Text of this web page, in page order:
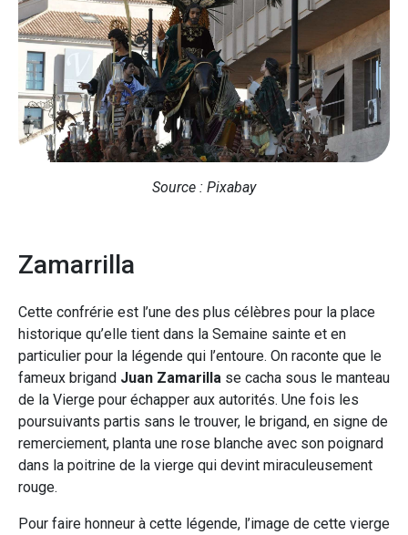
Source : Pixabay
Zamarrilla
Cette confrérie est l’une des plus célèbres pour la place
historique qu’elle tient dans la Semaine sainte et en
particulier pour la légende qui l’entoure. On raconte que le
fameux brigand Juan Zamarilla se cacha sous le manteau
de la Vierge pour échapper aux autorités. Une fois les
poursuivants partis sans le trouver, le brigand, en signe de
remerciement, planta une rose blanche avec son poignard
dans la poitrine de la vierge qui devint miraculeusement
rouge.
Pour faire honneur à cette légende, l’image de cette vierge